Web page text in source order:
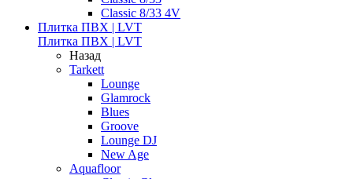
Classic 8/33 4V
Плитка ПВХ | LVT
Плитка ПВХ | LVT
Назад
Tarkett
Lounge
Glamrock
Blues
Groove
Lounge DJ
New Age
Aquafloor